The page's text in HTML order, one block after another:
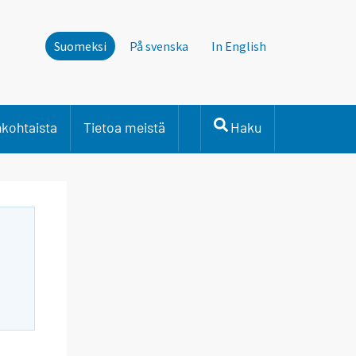
Suomeksi På svenska In English
Tietoa meistä Haku